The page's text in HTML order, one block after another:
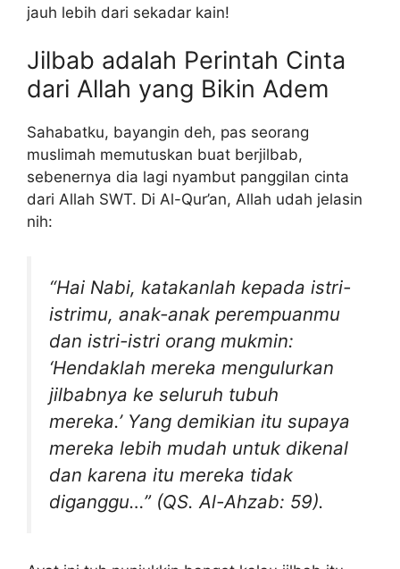
jauh lebih dari sekadar kain!
Jilbab adalah Perintah Cinta
dari Allah yang Bikin Adem
Sahabatku, bayangin deh, pas seorang
muslimah memutuskan buat berjilbab,
sebenernya dia lagi nyambut panggilan cinta
dari Allah SWT. Di Al-Qur’an, Allah udah jelasin
nih:
“Hai Nabi, katakanlah kepada istri-
istrimu, anak-anak perempuanmu
dan istri-istri orang mukmin:
‘Hendaklah mereka mengulurkan
jilbabnya ke seluruh tubuh
mereka.’ Yang demikian itu supaya
mereka lebih mudah untuk dikenal
dan karena itu mereka tidak
diganggu…” (QS. Al-Ahzab: 59).